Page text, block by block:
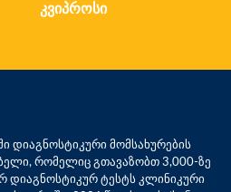
კვიპროსი
დიაგნოსტიკური მომსახურების
რომელიც გთავაზობთ 3,000-ზე
დიაგნოსტიკურ ტესტს კლინიკური